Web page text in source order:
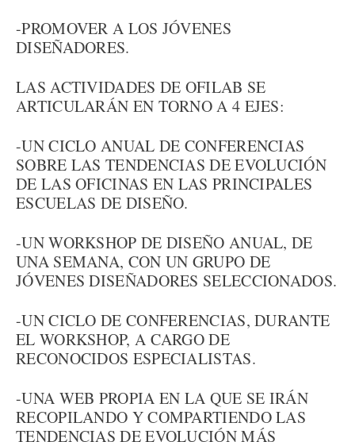
-PROMOVER A LOS JÓVENES
DISEÑADORES.
LAS ACTIVIDADES DE OFILAB SE
ARTICULARÁN EN TORNO A 4 EJES:
-UN CICLO ANUAL DE CONFERENCIAS
SOBRE LAS TENDENCIAS DE EVOLUCIÓN
DE LAS OFICINAS EN LAS PRINCIPALES
ESCUELAS DE DISEÑO.
-UN WORKSHOP DE DISEÑO ANUAL, DE
UNA SEMANA, CON UN GRUPO DE
JÓVENES DISEÑADORES SELECCIONADOS.
-UN CICLO DE CONFERENCIAS, DURANTE
EL WORKSHOP, A CARGO DE
RECONOCIDOS ESPECIALISTAS.
-UNA WEB PROPIA EN LA QUE SE IRÁN
RECOPILANDO Y COMPARTIENDO LAS
TENDENCIAS DE EVOLUCIÓN MÁS